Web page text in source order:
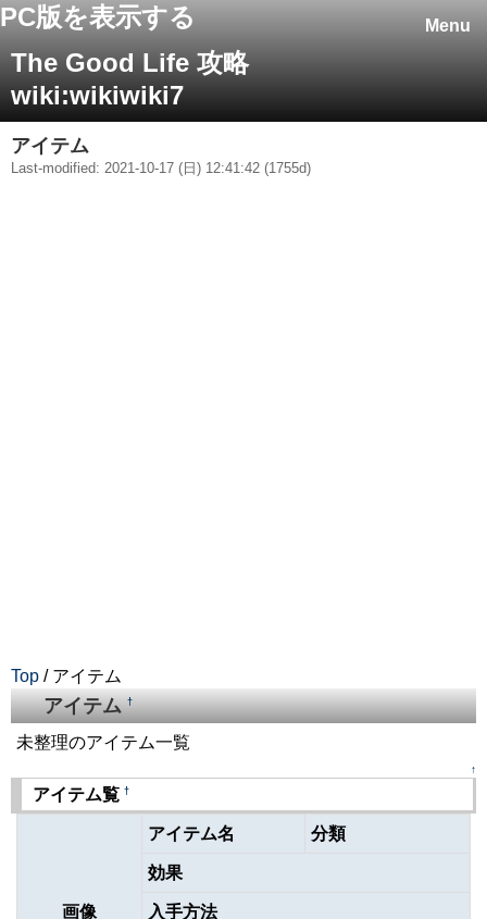
Menu
PC版を表示する
The Good Life 攻略
wiki:wikiwiki7
アイテム
Last-modified: 2021-10-17 (日) 12:41:42 (1755d)
Top / アイテム
アイテム†
未整理のアイテム一覧
↑
アイテム覧 †
画像
アイテム名 分類
効果
入手方法